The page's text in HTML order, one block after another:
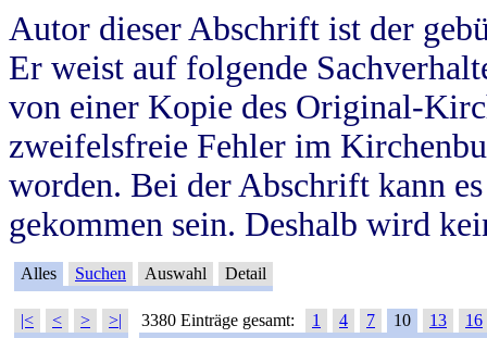
Autor dieser Abschrift ist der
Er weist auf folgende
von einer Kopie des Original-
zweifelsfreie Fehler im
worden. Bei der Abschrift kann
gekommen sein. Deshalb wird
Alles Suchen Auswahl Detail
|< < > >| 3380 Einträge gesamt: 1 4 7 10 13
16